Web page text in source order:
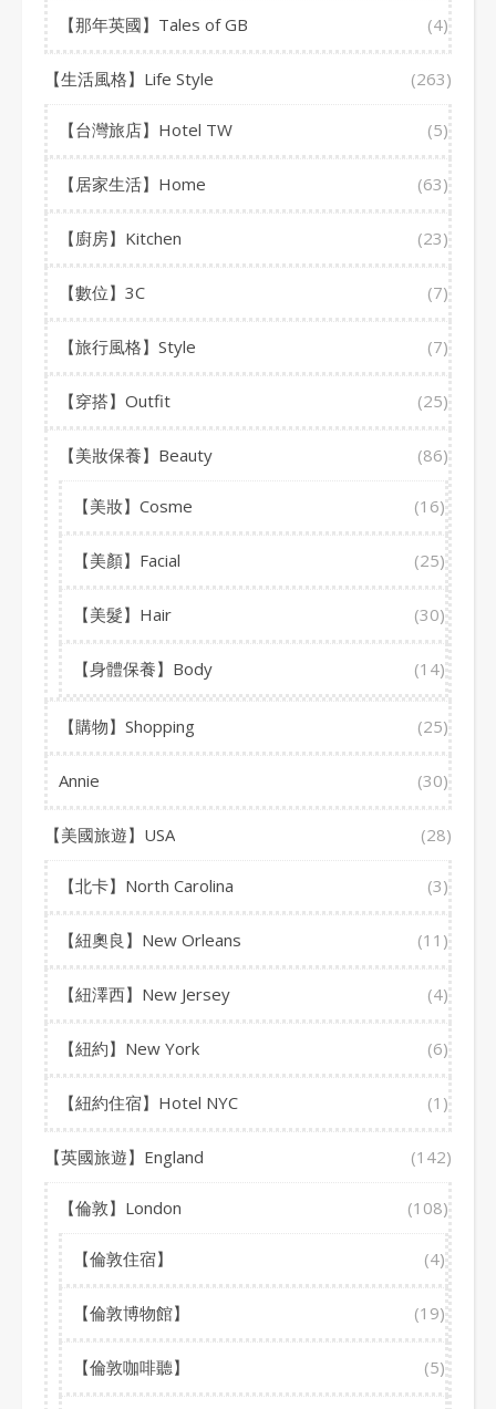
【那年英國】Tales of GB (4)
【生活風格】Life Style (263)
【台灣旅店】Hotel TW (5)
【居家生活】Home (63)
【廚房】Kitchen (23)
【數位】3C (7)
【旅行風格】Style (7)
【穿搭】Outfit (25)
【美妝保養】Beauty (86)
【美妝】Cosme (16)
【美顏】Facial (25)
【美髮】Hair (30)
【身體保養】Body (14)
【購物】Shopping (25)
Annie (30)
【美國旅遊】USA (28)
【北卡】North Carolina (3)
【紐奧良】New Orleans (11)
【紐澤西】New Jersey (4)
【紐約】New York (6)
【紐約住宿】Hotel NYC (1)
【英國旅遊】England (142)
【倫敦】London (108)
【倫敦住宿】 (4)
【倫敦博物館】 (19)
【倫敦咖啡聽】 (5)